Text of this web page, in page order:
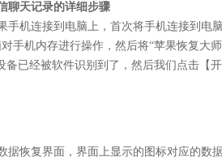
聊天记录的详细步骤
手机连接到电脑上，首次将手机连接到电
手机内存进行操作，然后将“苹果恢复大
已经被软件识别到了，然后我们点击【开
据恢复界面，界面上显示的图标对应的数